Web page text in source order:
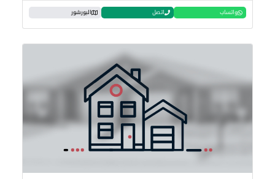
واتساب اتصل البورشور